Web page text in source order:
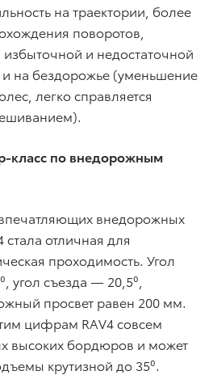
на траектории, более
поворотов,
и недостаточной
на бездорожье (уменьшение
легко справляется
класс по внедорожным
внедорожных
стала отличная для
проходимость. Угол
угол съезда — 20,5⁰,
просвет равен 200 мм.
цифрам RAV4 совсем
высоких бордюров и может
крутизной до 35⁰.